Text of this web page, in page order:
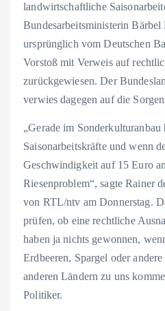
landwirtschaftliche
Bundesarbeitsministerin Bärbel
ursprünglich vom Deutschen
Vorstoß mit Verweis auf
zurückgewiesen. Der
verwies dagegen auf die
„Gerade im Sonderkulturanbau
Saisonarbeitskräfte und wenn
Geschwindigkeit auf 15 Euro
Riesenproblem“, sagte Rainer
von RTL/ntv am Donnerstag.
prüfen, ob eine rechtliche
haben ja nichts gewonnen,
Erdbeeren, Spargel oder
anderen Ländern zu uns
Politiker.